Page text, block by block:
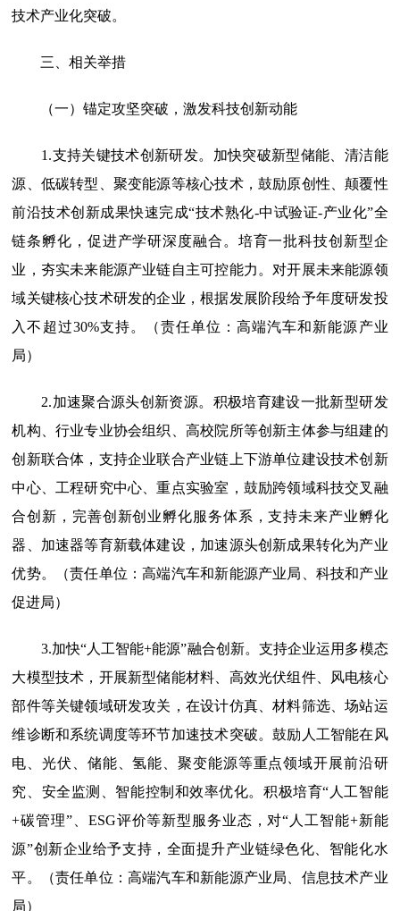
技术产业化突破。
三、相关举措
（一）锚定攻坚突破，激发科技创新动能
1.支持关键技术创新研发。 加快突破新型储能、清洁能
源、低碳转型、聚变能源等核心技术，鼓励原创性、颠覆性
前沿技术创新成果快速完成“技术熟化-中试验证-产业化”全
链条孵化，促进产学研深度融合。培育一批科技创新型企
业，夯实未来能源产业链自主可控能力。对开展未来能源领
域关键核心技术研发的企业，根据发展阶段给予年度研发投
入不超过30%支持。（责任单位：高端汽车和新能源产业
局）
2.加速聚合源头创新资源。 积极培育建设一批新型研发
机构、行业专业协会组织、高校院所等创新主体参与组建的
创新联合体，支持企业联合产业链上下游单位建设技术创新
中心、工程研究中心、重点实验室，鼓励跨领域科技交叉融
合创新，完善创新创业孵化服务体系，支持未来产业孵化
器、加速器等育新载体建设，加速源头创新成果转化为产业
优势。（责任单位：高端汽车和新能源产业局、科技和产业
促进局）
3.加快“人工智能+能源”融合创新。 支持企业运用多模态
大模型技术，开展新型储能材料、高效光伏组件、风电核心
部件等关键领域研发攻关，在设计仿真、材料筛选、场站运
维诊断和系统调度等环节加速技术突破。鼓励人工智能在风
电、光伏、储能、氢能、聚变能源等重点领域开展前沿研
究、安全监测、智能控制和效率优化。积极培育“人工智能
+碳管理”、ESG评价等新型服务业态，对“人工智能+新能
源”创新企业给予支持，全面提升产业链绿色化、智能化水
平。（责任单位：高端汽车和新能源产业局、信息技术产业
局）